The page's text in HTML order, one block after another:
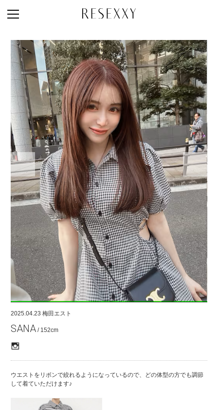
STAFF STYLE
2025.04.23 梅田エスト
SANA / 152cm
ウエストをリボンで絞れるようになっているので、どの体型の方でも調節
して着ていただけます♪
NEWS
MAGAZINE
LOOK BOOK
NEW ARRIVAL
RANKING
STYLE PHOTO
ACCOUNT
SHOP LIST
CONCEPT
ONLINE STORE
COMPANY
CONTACT
RECRUIT
FOR BUSINESS PARTNER